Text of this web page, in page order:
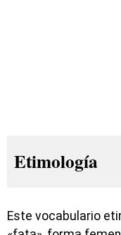
Etimología
Este vocabulario